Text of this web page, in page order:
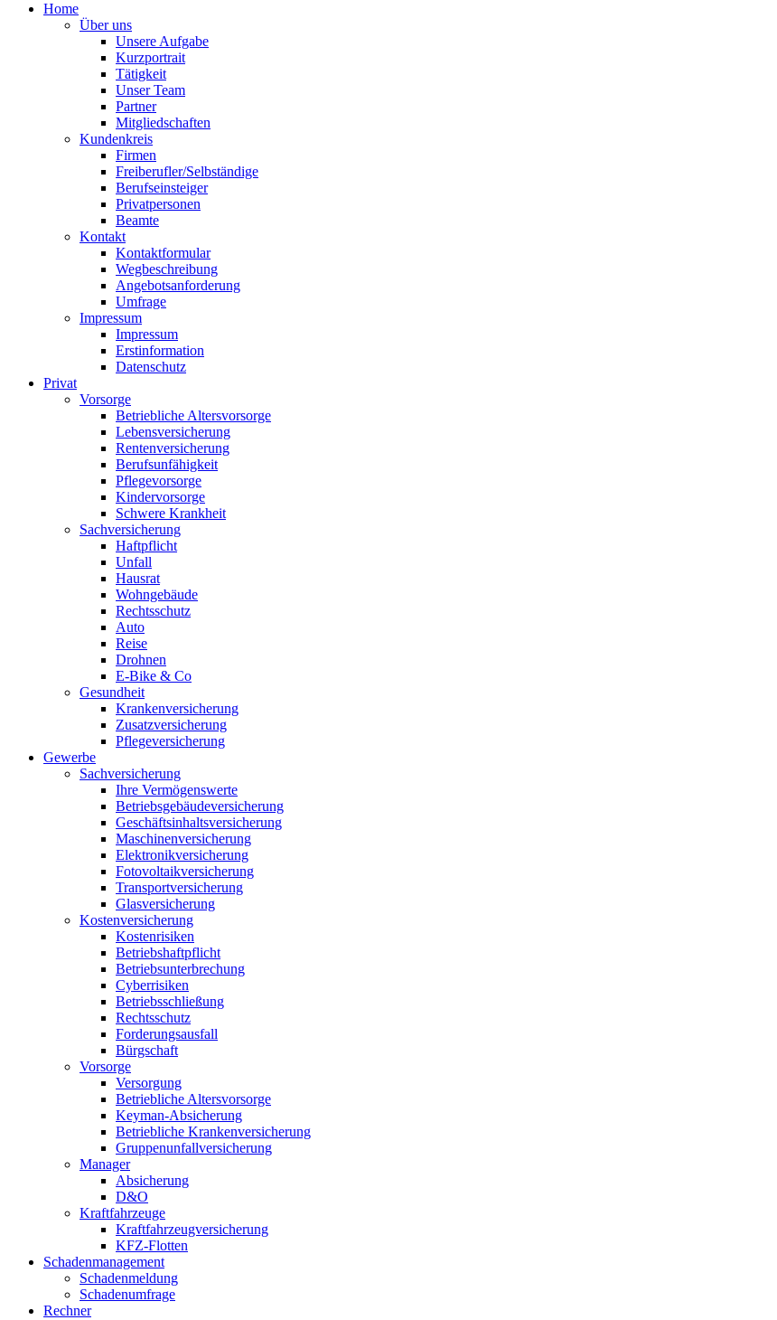
Home
Über uns
Unsere Aufgabe
Kurzportrait
Tätigkeit
Unser Team
Partner
Mitgliedschaften
Kundenkreis
Firmen
Freiberufler/Selbständige
Berufseinsteiger
Privatpersonen
Beamte
Kontakt
Kontaktformular
Wegbeschreibung
Angebotsanforderung
Umfrage
Impressum
Impressum
Erstinformation
Datenschutz
Privat
Vorsorge
Betriebliche Altersvorsorge
Lebensversicherung
Rentenversicherung
Berufsunfähigkeit
Pflegevorsorge
Kindervorsorge
Schwere Krankheit
Sachversicherung
Haftpflicht
Unfall
Hausrat
Wohngebäude
Rechtsschutz
Auto
Reise
Drohnen
E-Bike & Co
Gesundheit
Krankenversicherung
Zusatzversicherung
Pflegeversicherung
Gewerbe
Sachversicherung
Ihre Vermögenswerte
Betriebsgebäudeversicherung
Geschäftsinhaltsversicherung
Maschinenversicherung
Elektronikversicherung
Fotovoltaikversicherung
Transportversicherung
Glasversicherung
Kostenversicherung
Kostenrisiken
Betriebshaftpflicht
Betriebsunterbrechung
Cyberrisiken
Betriebsschließung
Rechtsschutz
Forderungsausfall
Bürgschaft
Vorsorge
Versorgung
Betriebliche Altersvorsorge
Keyman-Absicherung
Betriebliche Krankenversicherung
Gruppenunfallversicherung
Manager
Absicherung
D&O
Kraftfahrzeuge
Kraftfahrzeugversicherung
KFZ-Flotten
Schadenmanagement
Schadenmeldung
Schadenumfrage
Rechner